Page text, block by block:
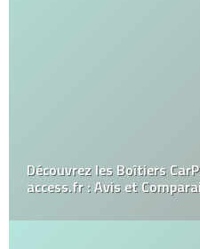
Découvrez les Boîtiers
access.fr : Avis et